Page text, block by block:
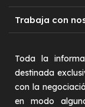
Trabaja con
Toda la
destinada
con la
en modo